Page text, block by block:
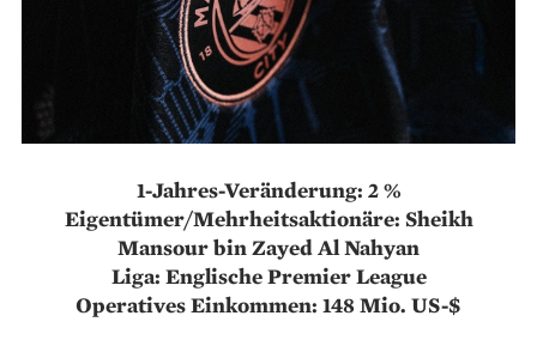
1-Jahres-Veränderung: 2 %
Eigentümer/Mehrheitsaktionäre: Sheikh
Mansour bin Zayed Al Nahyan
Liga: Englische Premier League
Operatives Einkommen: 148 Mio. US-$